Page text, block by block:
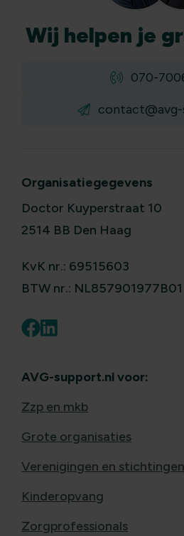
Wij helpen je
070-
Organisatiegegevens
Doctor Kuyperstraat 10
2514 BB Den Haag
KvK nr.: 69515603
BTW nr.: NL857901977B01
AVG-support.nl voor:
Zzp en mkb
Grote organisaties
Verenigingen en stichtingen
Kinderopvang
Zorgprofessionals